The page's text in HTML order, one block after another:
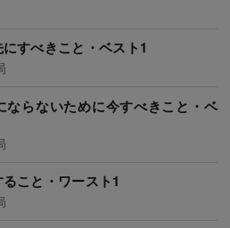
すべきこと・ベスト1
ならないために今すべきこと・ベ
こと・ワースト1